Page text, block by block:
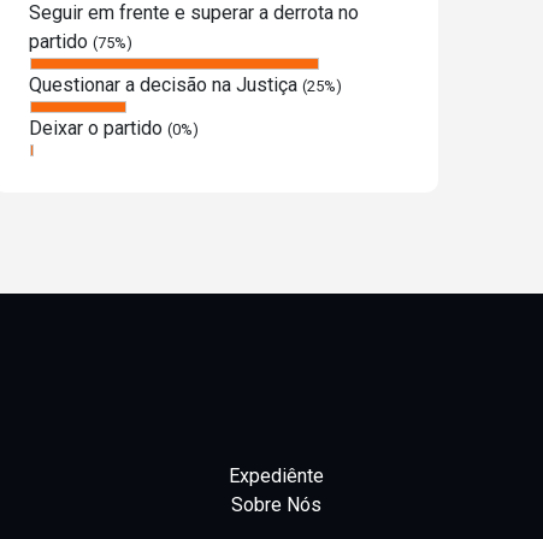
Seguir em frente e superar a derrota no
partido (75%)
Questionar a decisão na Justiça (25%)
Deixar o partido (0%)
Expediênte
Sobre Nós